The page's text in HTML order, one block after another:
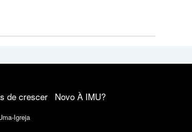
de crescer
Igreja
Novo À IMU?